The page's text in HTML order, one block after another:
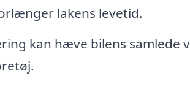
lakens levetid.
kan hæve bilens samlede